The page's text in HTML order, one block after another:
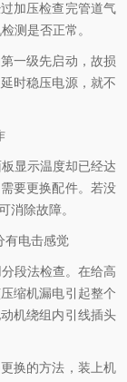
加压检查完管道气
测是否正常。
一级先启动，故损
时稳压电源，就不
显示温度却已经达
要更换配件。若没
消除故障。
电击感觉
段法检查。在给高
缩机漏电引起整个
机绕组内引线插头
换的方法，装上机